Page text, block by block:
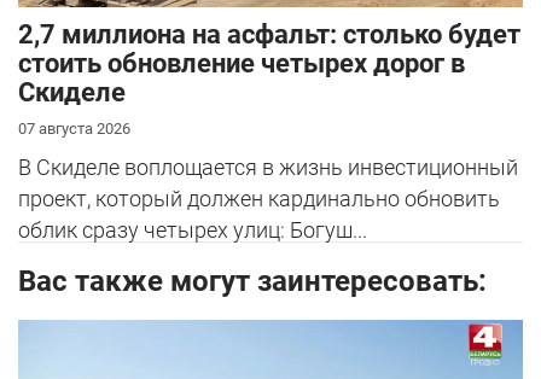
2,7 миллиона на асфальт: столько будет
стоить обновление четырех дорог в
Скиделе
07 августа 2026
В Скиделе воплощается в жизнь инвестиционный
проект, который должен кардинально обновить
облик сразу четырех улиц: Богуш...
Вас также могут заинтересовать: